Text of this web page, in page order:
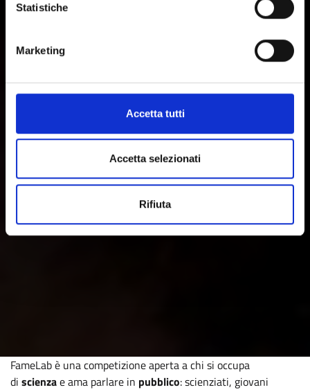
Statistiche
Marketing
Accetta tutti
Accetta selezionati
Rifiuta
FameLab è una competizione aperta a chi si occupa
di scienzae ama parlare in pubblico: scienziati, giovani